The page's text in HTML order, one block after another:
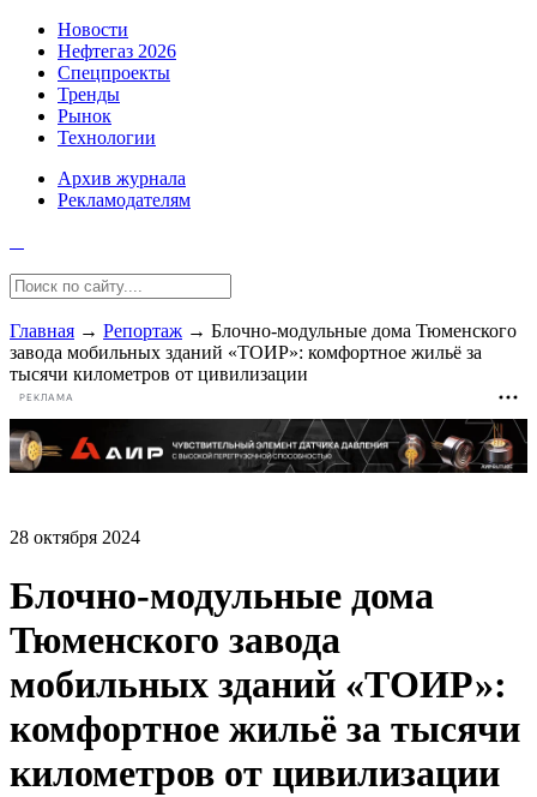
Новости
Нефтегаз 2026
Спецпроекты
Тренды
Рынок
Технологии
Архив журнала
Рекламодателям
Главная → Репортаж → Блочно-модульные дома Тюменского
завода мобильных зданий «ТОИР»: комфортное жильё за
тысячи километров от цивилизации
РЕКЛАМА
28 октября 2024
Блочно-модульные дома
Тюменского завода
мобильных зданий «ТОИР»:
комфортное жильё за тысячи
километров от цивилизации